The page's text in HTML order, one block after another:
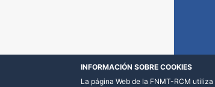
INFORMACIÓN SOBRE COOKIES
La página Web de la FNMT-RCM